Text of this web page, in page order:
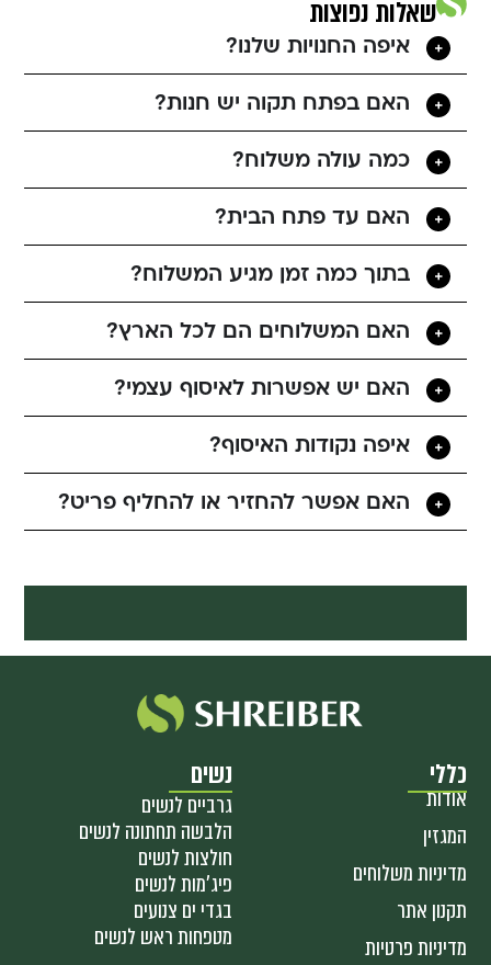
שאלות נפוצות
איפה החנויות שלנו?
האם בפתח תקוה יש חנות?
כמה עולה משלוח?
האם עד פתח הבית?
בתוך כמה זמן מגיע המשלוח?
האם המשלוחים הם לכל הארץ?
האם יש אפשרות לאיסוף עצמי?
איפה נקודות האיסוף?
האם אפשר להחזיר או להחליף פריט?
כללי
אודות
המגזין
מדיניות משלוחים
תקנון אתר
מדיניות פרטיות
נשים
גרביים לנשים
הלבשה תחתונה לנשים
חולצות לנשים
פיג'מות לנשים
בגדי ים צנועים
מטפחות ראש לנשים